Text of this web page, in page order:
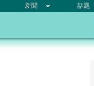
新聞 話題